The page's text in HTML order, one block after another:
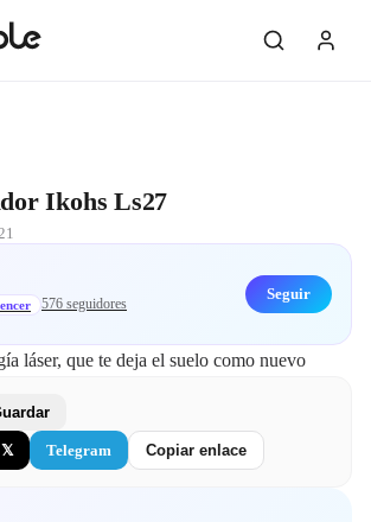
Ikohs Ls27
576 seguidores
Seguir
láser, que te deja el suelo como nuevo
𝕏 Telegram Copiar enlace